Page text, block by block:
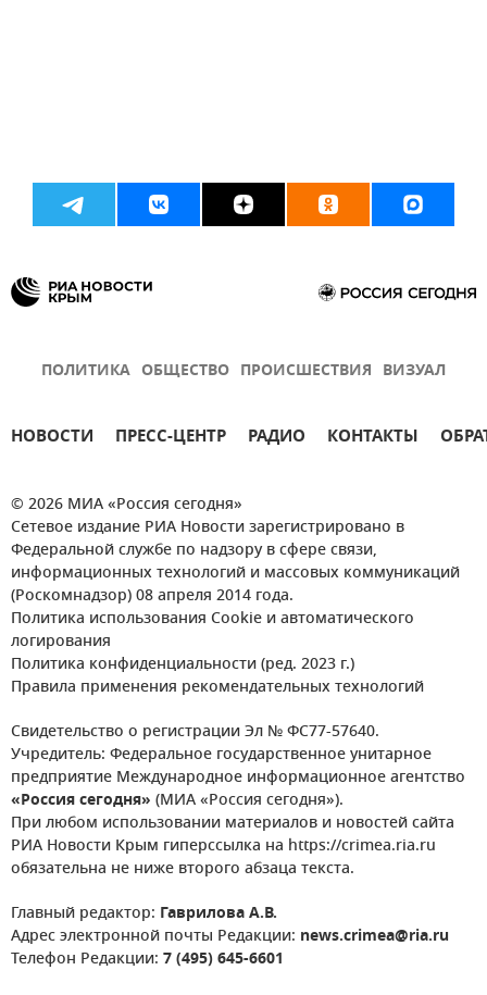
ПОЛИТИКА ОБЩЕСТВО ПРОИСШЕСТВИЯ ВИЗУАЛ
НОВОСТИ ПРЕСС-ЦЕНТР РАДИО КОНТАКТЫ
© 2026 МИА «Россия сегодня»
Сетевое издание РИА Новости зарегистрировано в
Федеральной службе по надзору в сфере связи,
информационных технологий и массовых коммуникаций
(Роскомнадзор) 08 апреля 2014 года.
Политика использования Cookie и автоматического
логирования
Политика конфиденциальности (ред. 2023 г.)
Правила применения рекомендательных технологий
Свидетельство о регистрации Эл № ФС77-57640.
Учредитель: Федеральное государственное унитарное
предприятие Международное информационное агентство
«Россия сегодня» (МИА «Россия сегодня»).
При любом использовании материалов и новостей сайта
РИА Новости Крым гиперссылка на https://crimea.ria.ru
обязательна не ниже второго абзаца текста.
Главный редактор: Гаврилова А.В.
Адрес электронной почты Редакции: news.crimea@ria.ru
Телефон Редакции: 7 (495) 645-6601